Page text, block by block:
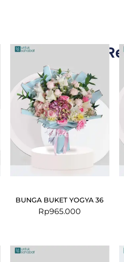
BUNGA BUKET YOGYA 36
Rp965.000